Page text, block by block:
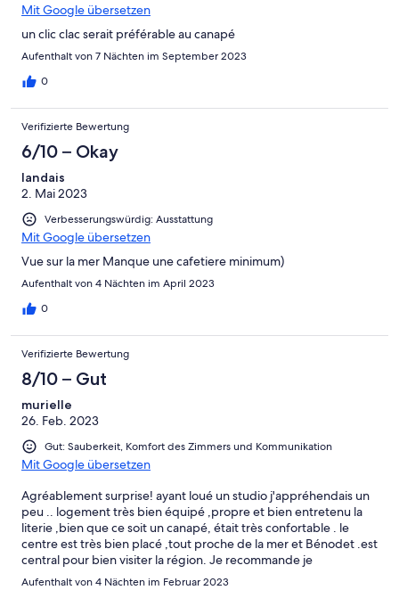
Mit Google übersetzen
un clic clac serait préférable au canapé
Aufenthalt von 7 Nächten im September 2023
0
Verifizierte Bewertung
6/10 – Okay
landais
2. Mai 2023
Verbesserungswürdig: Ausstattung
Mit Google übersetzen
Vue sur la mer Manque une cafetiere minimum)
Aufenthalt von 4 Nächten im April 2023
0
Verifizierte Bewertung
8/10 – Gut
murielle
26. Feb. 2023
Gut: Sauberkeit, Komfort des Zimmers und Kommunikation
Mit Google übersetzen
Agréablement surprise! ayant loué un studio j'appréhendais un
peu .. logement très bien équipé ,propre et bien entretenu la
literie ,bien que ce soit un canapé, était très confortable . le
centre est très bien placé ,tout proche de la mer et Bénodet .est
central pour bien visiter la région. Je recommande je
recommande
Aufenthalt von 4 Nächten im Februar 2023